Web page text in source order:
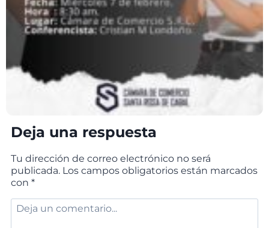
Deja una respuesta
Tu dirección de correo electrónico no será
publicada. Los campos obligatorios están marcados
con *